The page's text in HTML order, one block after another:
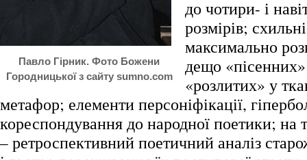
Павло Гірник. Фото Божени
Городницької з сайту sumno.com
до чотири- і
розмірів;
максимально
дещо
«розлитих» у
метафор; елементи персоніфікації,
кореспондування до народної поетики; на
– ретроспективний поетичний аналіз